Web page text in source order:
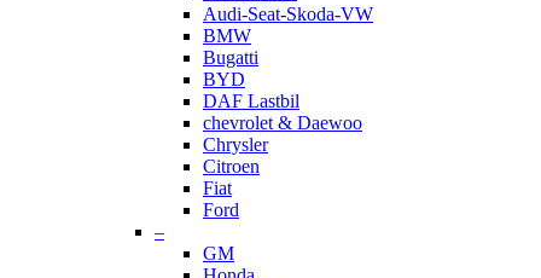
Audi-Seat-Skoda-VW
BMW
Bugatti
BYD
DAF Lastbil
chevrolet & Daewoo
Chrysler
Citroen
Fiat
Ford
–
GM